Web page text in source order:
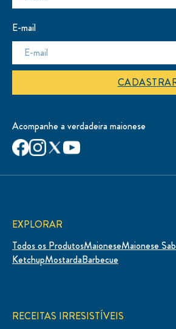
E-mail
Acompanhe a verdadeira maionese
EXPLORAR
Todos os ProdutosMaioneseMaionese
KetchupMostardaBarbecue
RECEITAS IRRESISTÍVEIS